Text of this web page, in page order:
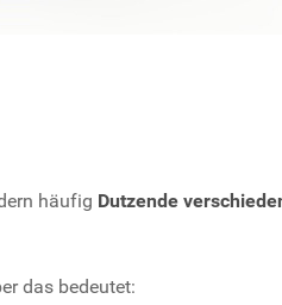
häufig Dutzende
das bedeutet: